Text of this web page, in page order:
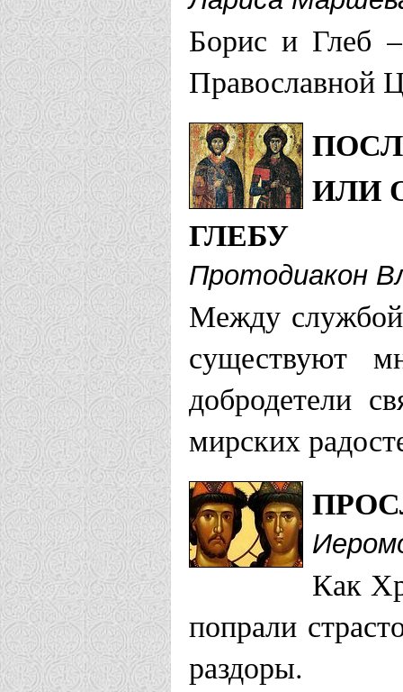
Храм
Храм
Воронежская
Храм в
Храм в
комп. "ЯР"
Выборгская
Храм свв.
Вяземская
Храм
Борис и Глеб
Православной
ИЛИ
ГЛЕБУ
Протодиакон
Между
существуют
добродетели
мирских
Как
попрали
раздоры.